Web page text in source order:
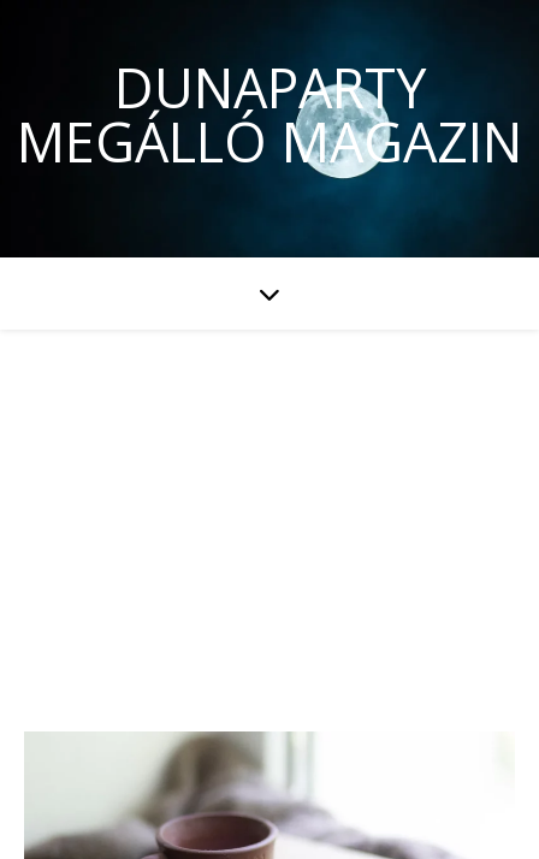
DUNAPARTY
MEGÁLLÓ MAGAZIN